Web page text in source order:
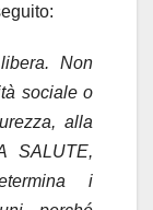
Non
sociale o
alla
SALUTE,
i